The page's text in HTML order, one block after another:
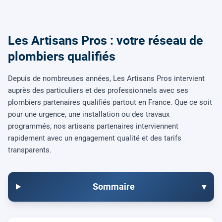
Les Artisans Pros : votre réseau de
plombiers qualifiés
Depuis de nombreuses années, Les Artisans Pros intervient
auprès des particuliers et des professionnels avec ses
plombiers partenaires qualifiés partout en France. Que ce soit
pour une urgence, une installation ou des travaux
programmés, nos artisans partenaires interviennent
rapidement avec un engagement qualité et des tarifs
transparents.
Sommaire ▾